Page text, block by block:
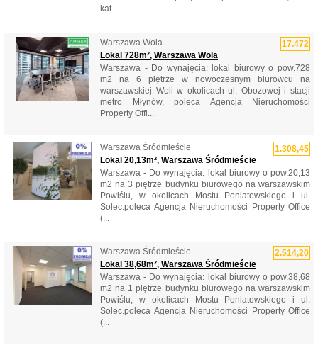
kat...
17.472
Warszawa Wola
Lokal 728m², Warszawa Wola
Warszawa - Do wynajęcia: lokal biurowy o pow.728
m2 na 6 piętrze w nowoczesnym biurowcu na
warszawskiej Woli w okolicach ul. Obozowej i stacji
metro Młynów, poleca Agencja Nieruchomości
Property Offi...
1.308,45
Warszawa Śródmieście
Lokal 20,13m², Warszawa Śródmieście
Warszawa - Do wynajęcia: lokal biurowy o pow.20,13
m2 na 3 piętrze budynku biurowego na warszawskim
Powiślu, w okolicach Mostu Poniatowskiego i ul.
Solec.poleca Agencja Nieruchomości Property Office
(...
2.514,20
Warszawa Śródmieście
Lokal 38,68m², Warszawa Śródmieście
Warszawa - Do wynajęcia: lokal biurowy o pow.38,68
m2 na 1 piętrze budynku biurowego na warszawskim
Powiślu, w okolicach Mostu Poniatowskiego i ul.
Solec.poleca Agencja Nieruchomości Property Office
(...